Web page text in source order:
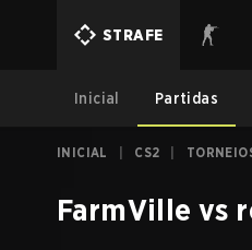
STRAFE
Inicial Partidas
INICIAL CS2
FarmVille vs